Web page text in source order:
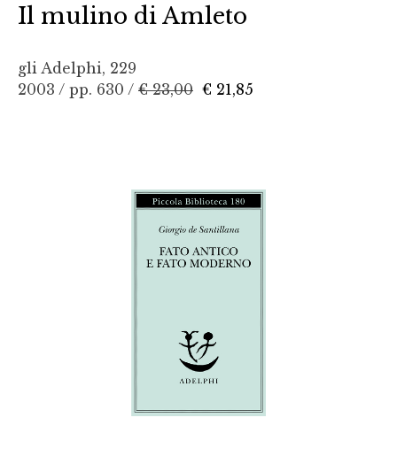
Il mulino di Amleto
gli Adelphi, 229
2003 / pp. 630 / € 23,00 € 21,85